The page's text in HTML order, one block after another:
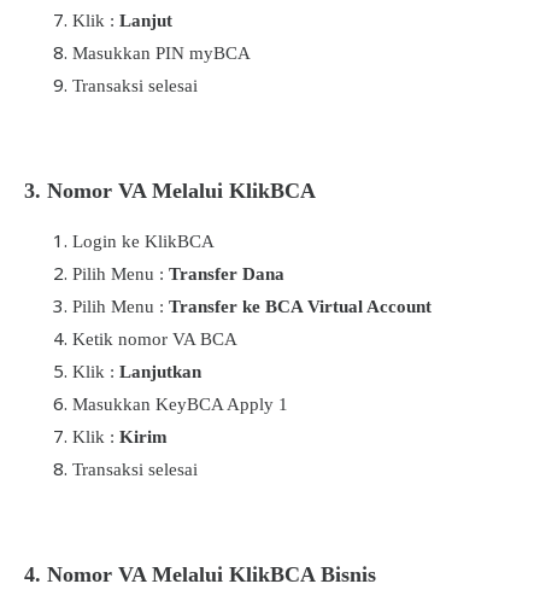
Klik : Lanjut
Masukkan PIN myBCA
Transaksi selesai
3. Nomor VA Melalui KlikBCA
Login ke KlikBCA
Pilih Menu : Transfer Dana
Pilih Menu : Transfer ke BCA Virtual Account
Ketik nomor VA BCA
Klik : Lanjutkan
Masukkan KeyBCA Apply 1
Klik : Kirim
Transaksi selesai
4. Nomor VA Melalui KlikBCA Bisnis